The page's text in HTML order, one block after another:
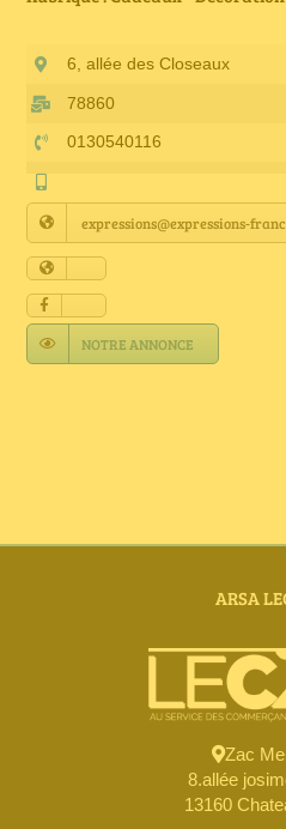
Petites annonces
Annuaire Fournisseurs
Actualités
Contact
6, allée des Closeaux
78860
0130540116
expressions@expressions-
NOTRE ANNONCE
ARSA
Zac
8.allée
13160